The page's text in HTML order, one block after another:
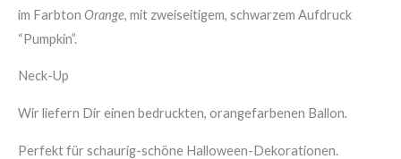
im Farbton Orange, mit zweiseitigem, schwarzem Aufdruck
“Pumpkin”.
Neck-Up
Wir liefern Dir einen bedruckten, orangefarbenen Ballon.
Perfekt für schaurig-schöne Halloween-Dekorationen.